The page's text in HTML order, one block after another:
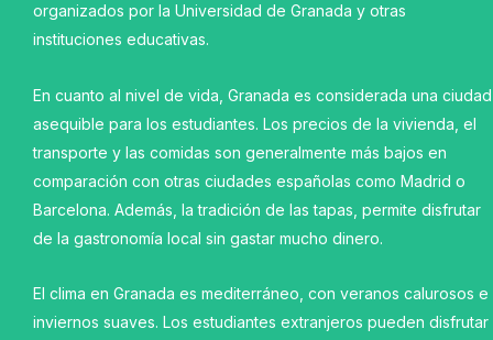
organizados por la Universidad de Granada y otras
instituciones educativas.
En cuanto al nivel de vida, Granada es considerada una ciudad
asequible para los estudiantes. Los precios de la vivienda, el
transporte y las comidas son generalmente más bajos en
comparación con otras ciudades españolas como Madrid o
Barcelona. Además, la tradición de las tapas, permite disfrutar
de la gastronomía local sin gastar mucho dinero.
El clima en Granada es mediterráneo, con veranos calurosos e
inviernos suaves. Los estudiantes extranjeros pueden disfrutar